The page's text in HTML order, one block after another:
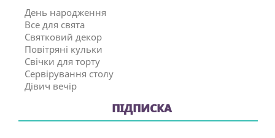
День народження
Все для свята
Святковий декор
Повітряні кульки
Свічки для торту
Сервірування столу
Дівич вечір
ПІДПИСКА